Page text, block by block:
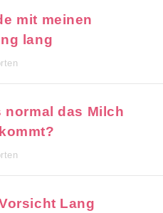
mit meinen
lang
normal das Milch
Lang